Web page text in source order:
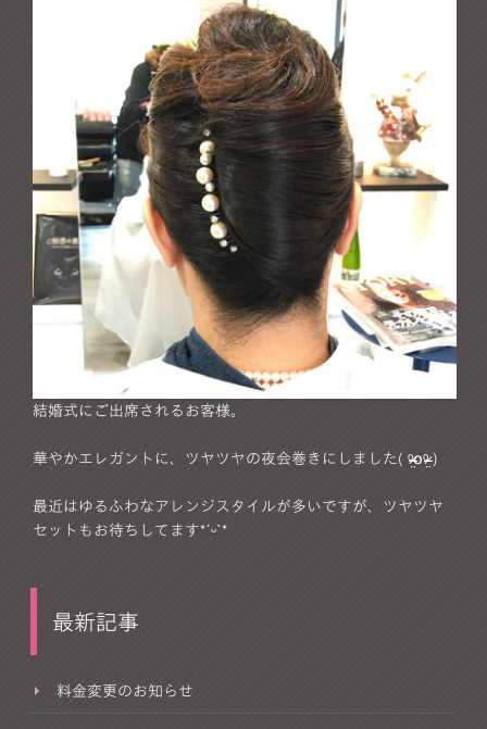
結婚式にご出席されるお客様。
華やかエレガントに、ツヤツヤの夜会巻きにしました( ᵒ̴̶̷̤໐ᵒ̴̶̷̤ )
最近はゆるふわなアレンジスタイルが多いですが、ツヤツヤ
セットもお待ちしてます*ˊᵕˋ*
最新記事
料金変更のお知らせ